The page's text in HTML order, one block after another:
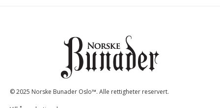
© 2025 Norske Bunader Oslo™. Alle rettigheter reservert.